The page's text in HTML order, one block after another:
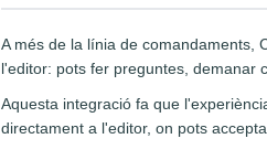
A més de la línia de comandaments,
l'editor: pots fer preguntes, demanar
Aquesta integració fa que
directament a l'editor, on pots